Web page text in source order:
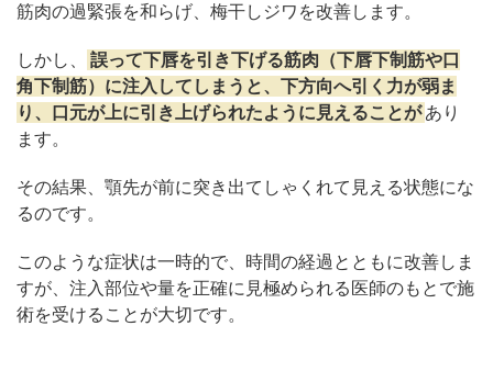
筋肉の過緊張を和らげ、梅干しジワを改善します。
しかし、
誤って下唇を引き下げる筋肉（下唇下制筋や口
角下制筋）に注入してしまうと、下方向へ引く力が弱ま
り、口元が上に引き上げられたように見えることが あり
ます。
その結果、顎先が前に突き出てしゃくれて見える状態にな
るのです。
このような症状は一時的で、時間の経過とともに改善しま
すが、注入部位や量を正確に見極められる医師のもとで施
術を受けることが大切です。